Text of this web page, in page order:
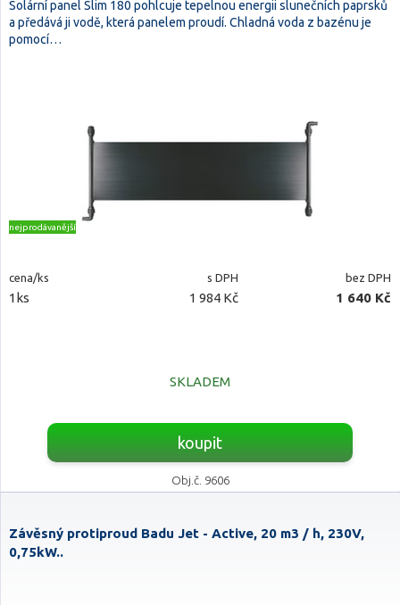
Solární panel Slim 180 pohlcuje tepelnou energii slunečních paprsků
a předává ji vodě, která panelem proudí. Chladná voda z bazénu je
pomocí…
nejprodávanější
cena/ks s DPH bez DPH
1ks 1 984 Kč 1 640 Kč
SKLADEM
koupit
Obj.č. 9606
Závěsný protiproud Badu Jet - Active, 20 m3 / h, 230V,
0,75kW..